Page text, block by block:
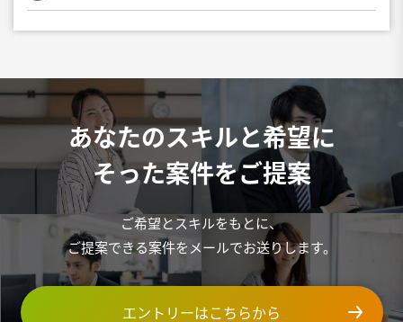
あなたのスキルと希望に
そった案件をご提案
ご希望とスキルをもとに、
ご提案できる案件をメールでお送りします。
エントリーはこちらから